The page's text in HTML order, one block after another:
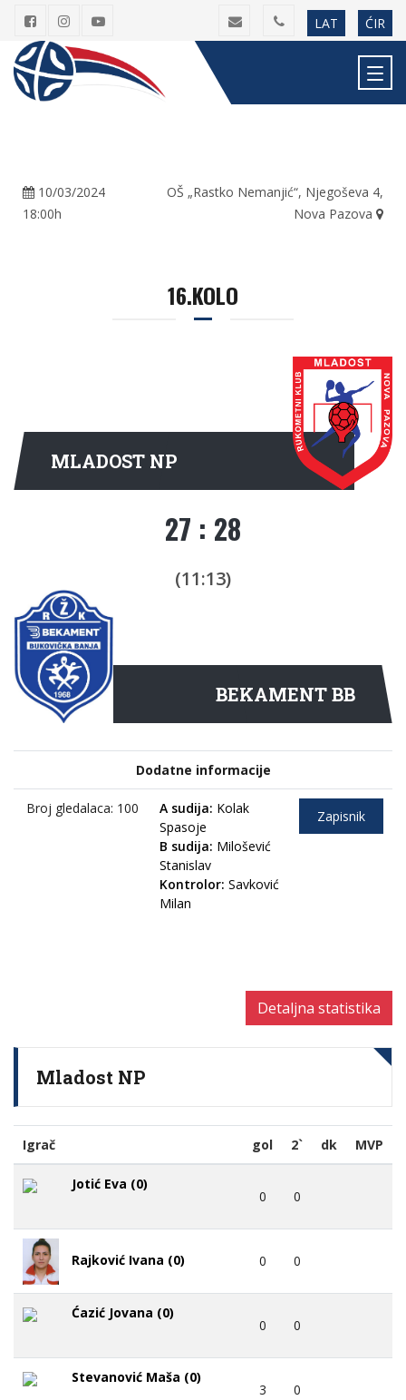
LAT ĆIR
10/03/2024
18:00h
OŠ „Rastko Nemanjić“, Njegoševa 4,
Nova Pazova
16.KOLO
MLADOST NP
27 : 28
(11:13)
BEKAMENT BB
Dodatne informacije
Broj gledalaca: 100 A sudija: Kolak
Spasoje
B sudija: Milošević
Stanislav
Kontrolor: Savković
Milan
Zapisnik
Detaljna statistika
Mladost NP
Igrač gol 2` dk MVP
Jotić Eva (0)
0 0
Rajković Ivana (0) 0 0
Ćazić Jovana (0)
0 0
Stevanović Maša (0)
3 0